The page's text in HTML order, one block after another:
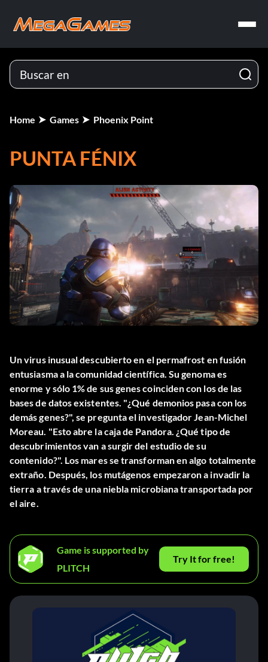
Home Games Phoenix Point
PUNTA FÉNIX
Un virus inusual descubierto en el permafrost en fusión
entusiasma a la comunidad científica. Su genoma es
enorme y sólo 1% de sus genes coinciden con los de las
bases de datos existentes. "¿Qué demonios pasa con los
demás genes?", se pregunta el investigador Jean-Michel
Moreau. "Esto abre la caja de Pandora. ¿Qué tipo de
descubrimientos van a surgir del estudio de su
contenido?". Los mares se transforman en algo totalmente
extraño. Después, los mutágenos empezaron a invadir la
tierra a través de una niebla microbiana transportada por
el aire.
Game is supported by
PLITCH
Try It for free!